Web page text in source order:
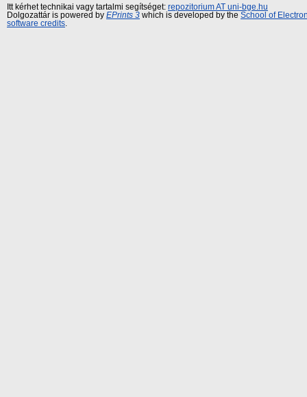
Itt kérhet technikai vagy tartalmi segítséget: repozitorium AT uni-bge.hu
Dolgozattár is powered by EPrints 3 which is developed by the School of
software credits